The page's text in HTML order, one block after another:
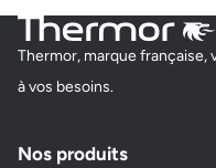
Thermor, marque française,
à vos besoins.
Nos produits